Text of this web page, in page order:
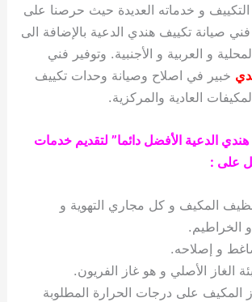
و خدماته العديدة حيث حرصنا على
فني صيانة تكييف هندي الدعية بالإضافة الى
و العربية و الأجنبية. وتوفير فني
خبير في اصلاح وصيانة وحدات تكييف
العادية والمركزية.
الدعية الأفضل دائما” لتقديم خدمات
على :
المكيف و كل مجاري التهوية و
الخراطيم.
و إصلاحه.
الغاز الأصلي و هو غاز الفريون.
على درجات الحرارة المطلوبة